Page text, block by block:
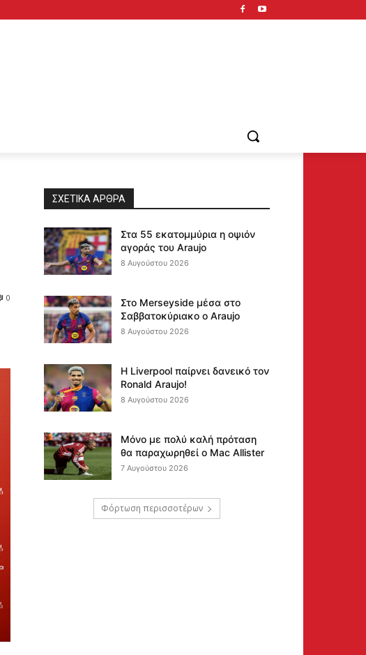
0
ΣΧΕΤΙΚΆ ΆΡΘΡΑ
Στα 55 εκατομμύρια η οψιόν
αγοράς του Araujo
8 Αυγούστου 2026
Στο Merseyside μέσα στο
Σαββατοκύριακο ο Araujo
8 Αυγούστου 2026
Η Liverpool παίρνει δανεικό τον
Ronald Araujo!
8 Αυγούστου 2026
Μόνο με πολύ καλή πρόταση
θα παραχωρηθεί ο Mac Allister
7 Αυγούστου 2026
Φόρτωση περισσοτέρων